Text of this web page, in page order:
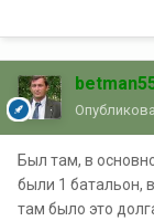
Был там, в
были 1 батальон,
там было это